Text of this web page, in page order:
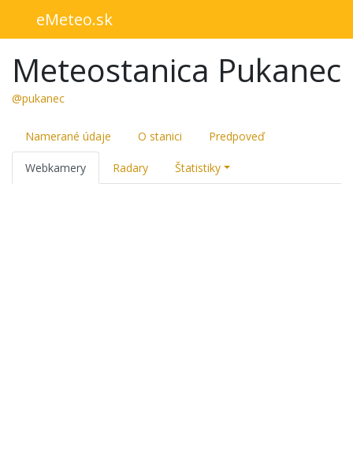
eMeteo.sk
Meteostanica Pukanec
@pukanec
Namerané údaje O stanici Predpoveď
Webkamery Radary Štatistiky